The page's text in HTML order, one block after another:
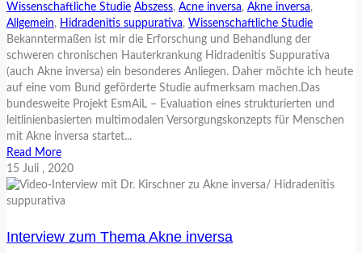
Wissenschaftliche Studie Abszess, Acne inversa, Akne inversa,
Allgemein, Hidradenitis suppurativa, Wissenschaftliche Studie
Bekanntermaßen ist mir die Erforschung und Behandlung der
schweren chronischen Hauterkrankung Hidradenitis Suppurativa
(auch Akne inversa) ein besonderes Anliegen. Daher möchte ich heute
auf eine vom Bund geförderte Studie aufmerksam machen.Das
bundesweite Projekt EsmAiL – Evaluation eines strukturierten und
leitlinienbasierten multimodalen Versorgungskonzepts für Menschen
mit Akne inversa startet...
Read More
15 Juli , 2020
Interview zum Thema Akne inversa